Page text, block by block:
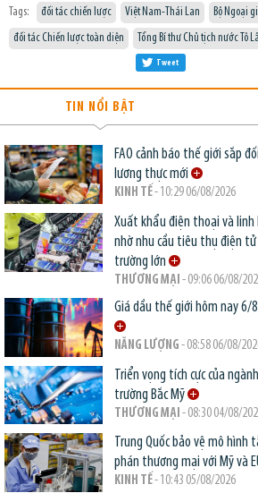
Tags: đối tác chiến lược Việt Nam-Thái Lan
Bộ Ngoại
đối tác Chiến lược toàn diện
Tổng Bí thư Chủ tịch nước Tô
Tweet
TIN NỔI BẬT
FAO cảnh báo thế giới sắp
lương thực mới
KINH TẾ- 10:29 06/08/2026
Xuất khẩu điện thoại và
nhờ nhu cầu tiêu thụ điện
trường lớn
THƯƠNG MẠI - 09:06 06/08/
Giá dầu thế giới hôm nay 6/
NĂNG LƯỢNG - 08:58 06/08/
Triển vọng tích cực của
trường Bắc Mỹ
THƯƠNG MẠI - 08:30 04/08/
Trung Quốc bảo vệ mô
phán thương mại với Mỹ và
KINH TẾ- 10:43 05/08/2026